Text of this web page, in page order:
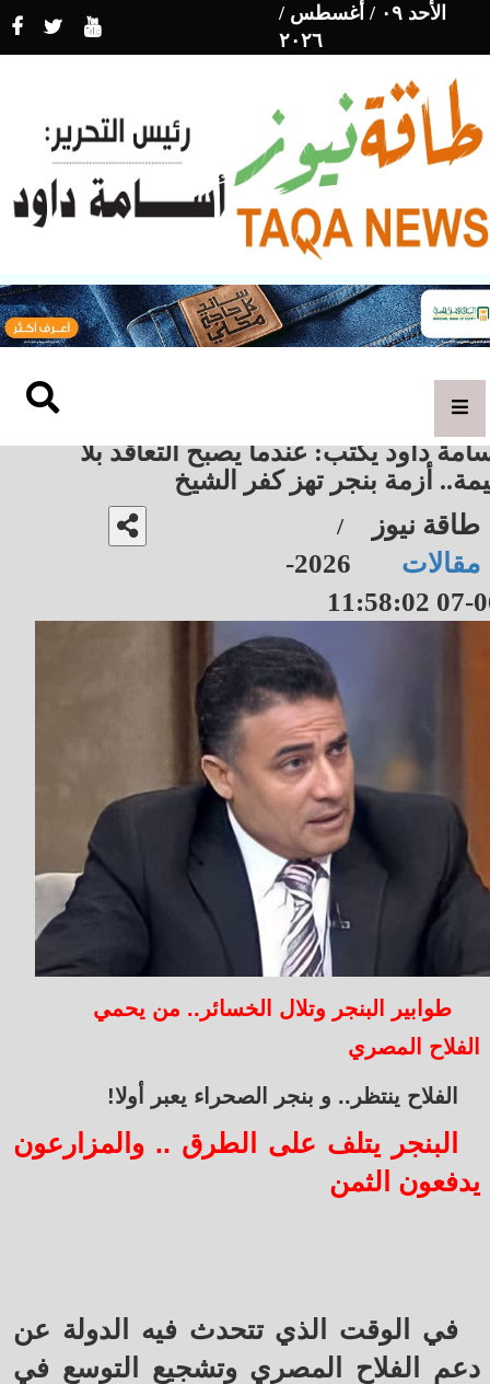
الأحد ٠٩ / أغسطس /
٢٠٢٦
داود يكتب: عندما يصبح التعاقد بلا
أزمة بنجر تهز كفر الشيخ
طاقة نيوز /
مقالات
2026-
06-07
طوابير البنجر وتلال الخسائر.. من يحمي
الفلاح المصري
الفلاح ينتظر.. و بنجر الصحراء يعبر أولا!
البنجر يتلف على الطرق .. والمزارعون
يدفعون الثمن
في الوقت الذي تتحدث فيه الدولة عن
دعم الفلاح المصري وتشجيع التوسع في